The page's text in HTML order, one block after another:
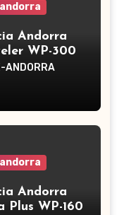
Andorra
WP-300
ANDORRA
Andorra
WP-160